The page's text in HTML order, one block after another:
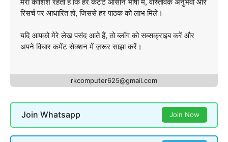
रिसर्च पर आधारित हो, जिससे हर पाठक को लाभ मिले।
यदि आपको मेरे लेख पसंद आते हैं, तो ब्लॉग को सब्सक्राइब करें और
अपने विचार कमेंट सेक्शन में ज़रूर साझा करें।
rkcomputer625@gmail.com
Join Whatsapp Join Now